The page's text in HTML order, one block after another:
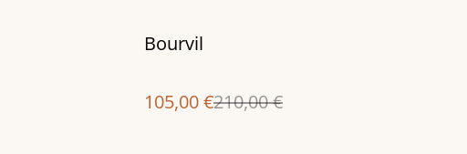
%
Bourvil
105,00 €210,00 €